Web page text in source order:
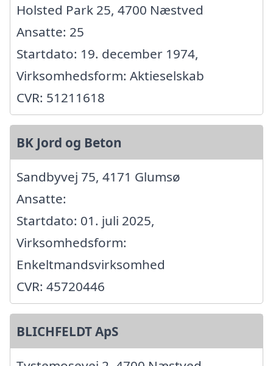
Holsted Park 25, 4700 Næstved
Ansatte: 25
Startdato: 19. december 1974,
Virksomhedsform: Aktieselskab
CVR: 51211618
BK Jord og Beton
Sandbyvej 75, 4171 Glumsø
Ansatte:
Startdato: 01. juli 2025,
Virksomhedsform:
Enkeltmandsvirksomhed
CVR: 45720446
BLICHFELDT ApS